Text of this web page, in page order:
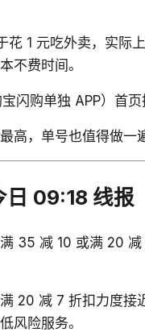
花 1 元吃外卖，实际
不费时间。
闪购单独 APP）首
高，单号也值得做一
日 09:18 线报
35 减 10 或满 20
20 减 7 折扣力度
风险服务。